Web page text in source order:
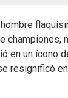
en un ícono
resignificó